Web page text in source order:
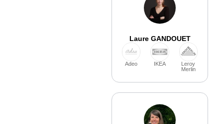
Laure GANDOUET
Adeo IKEA
Leroy
Merlin